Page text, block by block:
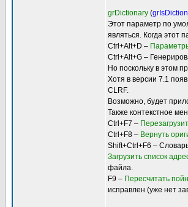
grDictionary (
Этот параметр по
являться. Когда этот
Ctrl+Alt+D –
Ctrl+Alt+G –
Но поскольку в этом
Хотя в версии 7.1
CLRF.
Возможно, будет
Также контекстное
Ctrl+F7 –
Ctrl+F8 – Вернуть
Shift+Ctrl+F6 –
Загрузить список
файла.
F9 – Пересчитать
исправлен (уже нет